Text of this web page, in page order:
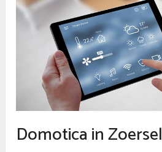
Domotica in Zoersel